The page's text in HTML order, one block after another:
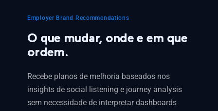
Employer Brand Recommendations
O que mudar, onde e em que
ordem.
Recebe planos de melhoria baseados nos
insights de social listening e journey analysis
sem necessidade de interpretar dashboards